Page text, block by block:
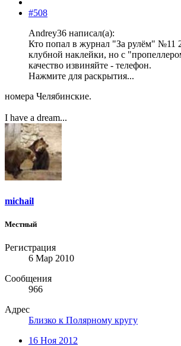
#508
Andrey36 написал(а):
Кто попал в журнал "За рулём" №11
клубной наклейки, но с
качество извиняйте - телефон.
Нажмите для раскрытия...
номера Челябинские.
I have a dream...
michail
Местный
Регистрация
6 Мар 2010
Сообщения
966
Адрес
Близко к Полярному кругу
16 Ноя 2012